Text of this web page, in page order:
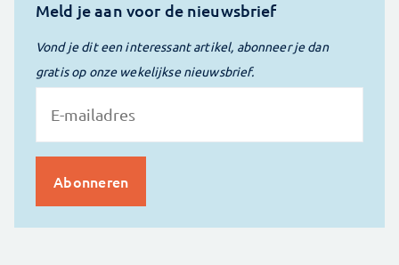
Meld je aan voor de nieuwsbrief
Vond je dit een interessant artikel, abonneer je dan
gratis op onze wekelijkse nieuwsbrief.